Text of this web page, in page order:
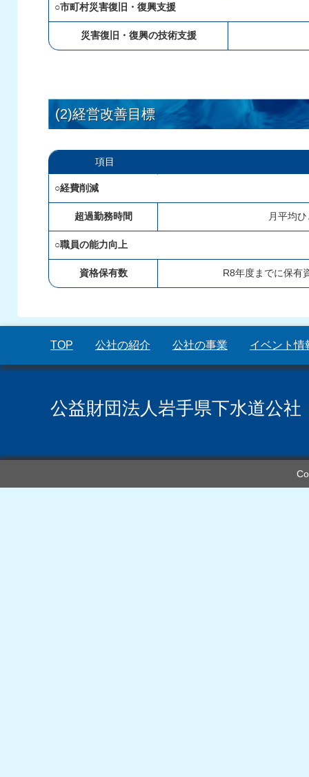
○市町村災害復旧・復興支援
災害復旧・復興の技術支援
(2)経営改善目標
項目
○経費削減
超過勤務時間 月平均
○職員の能力向上
資格保有数 R8年度までに保有
TOP 公社の紹介 公社の事業 イベント情
公益財団法人岩手県下水道公社